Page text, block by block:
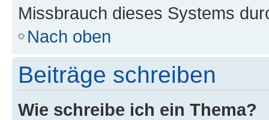
Missbrauch dieses Systems
Nach oben
Beiträge schreiben
Wie schreibe ich ein Thema?